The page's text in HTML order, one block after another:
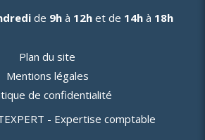
de 9hà 12het de 14hà 18h
Plan du site
Mentions légales
de confidentialité
- Expertise comptable